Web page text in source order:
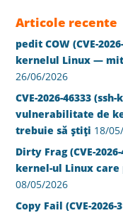
Articole recente
pedit COW (CVE-
kernelul Linux —
26/06/2026
CVE-2026-46333
vulnerabilitate de
trebuie să știți 18/
Dirty Frag (CVE-
kernel-ul Linux
08/05/2026
Copy Fail (CVE-